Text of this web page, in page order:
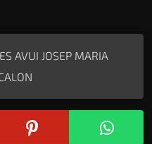
AVUI JOSEP MARIA